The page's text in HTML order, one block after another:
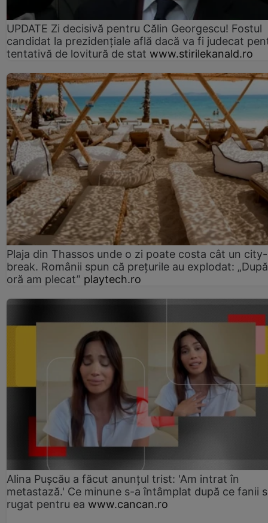
UPDATE Zi decisivă pentru Călin Georgescu! Fostul
candidat la prezidențiale află dacă va fi judecat
tentativă de lovitură de stat www.stirilekanald.ro
Plaja din Thassos unde o zi poate costa cât un city-
break. Românii spun că prețurile au explodat:
oră am plecat” playtech.ro
Alina Pușcău a făcut anunțul trist: 'Am intrat în
metastază.' Ce minune s-a întâmplat după ce fanii
rugat pentru ea www.cancan.ro